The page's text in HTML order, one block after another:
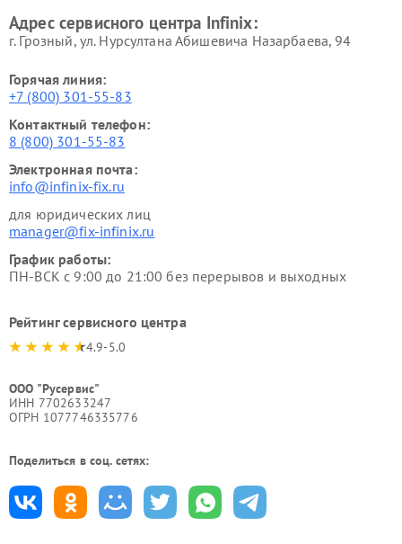
Адрес сервисного центра Infinix:
г. Грозный, ул. Нурсултана Абишевича Назарбаева, 94
Горячая линия:
+7 (800) 301-55-83
Контактный телефон:
8 (800) 301-55-83
Электронная почта:
info@infinix-fix.ru
для юридических лиц
manager@fix-infinix.ru
График работы:
ПН-ВСК с 9:00 до 21:00 без перерывов и выходных
Рейтинг сервисного центра
4.9-5.0
ООО "Русервис"
ИНН 7702633247
ОГРН 1077746335776
Поделиться в соц. сетях: